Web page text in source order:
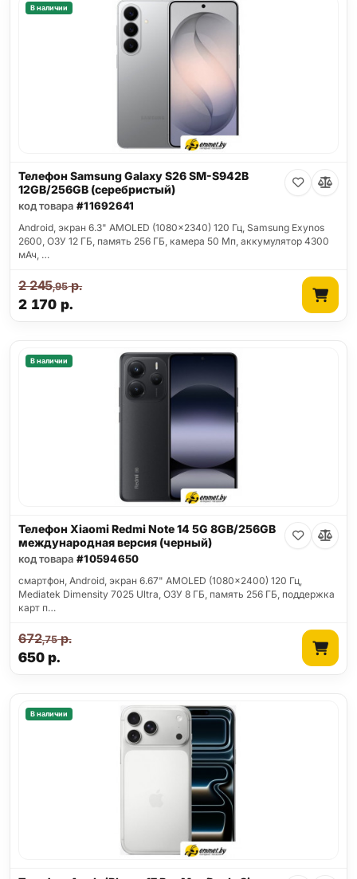
В наличии
Телефон Samsung Galaxy S26 SM-S942B
12GB/256GB (серебристый)
код товара #11692641
Android, экран 6.3" AMOLED (1080x2340) 120 Гц, Samsung Exynos
2600, ОЗУ 12 ГБ, память 256 ГБ, камера 50 Мп, аккумулятор 4300
мАч, …
2 170 р.
2 245,95р.
В наличии
Телефон Xiaomi Redmi Note 14 5G 8GB/256GB
международная версия (черный)
код товара #10594650
смартфон, Android, экран 6.67" AMOLED (1080x2400) 120 Гц,
Mediatek Dimensity 7025 Ultra, ОЗУ 8 ГБ, память 256 ГБ, поддержка
карт п…
650р.
672,75р.
В наличии